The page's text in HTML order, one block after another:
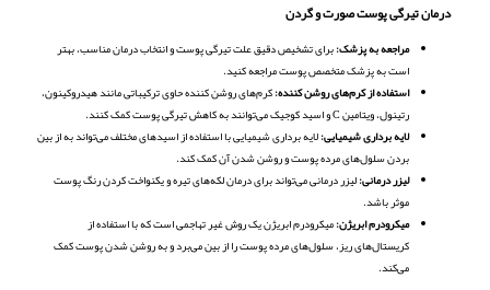
درمان تیرگی پوست صورت و گردن
مراجعه به پزشک:برای تشخیص دقیق علت تیرگی پوست و انتخاب درمان مناسب، بهتر
است به پزشک متخصص پوست مراجعه کنید.
استفاده از کرم‌های روشن کننده:کرم‌های روشن کننده حاوی ترکیباتی مانند هیدروکینون،
رتینول، ویتامین C و اسید کوجیک می‌توانند به کاهش تیرگی پوست کمک کنند.
لایه برداری شیمیایی:لایه برداری شیمیایی با استفاده از اسیدهای مختلف می‌تواند به از بین
بردن سلول‌های مرده پوست و روشن شدن آن کمک کند.
لیزر درمانی:لیزر درمانی می‌تواند برای درمان لکه‌های تیره و یکنواخت کردن رنگ پوست
موثر باشد.
میکرودرم ابریژن:میکرودرم ابریژن یک روش غیر تهاجمی است که با استفاده از
کریستال‌های ریز، سلول‌های مرده پوست را از بین می‌برد و به روشن شدن پوست کمک
می‌کند.